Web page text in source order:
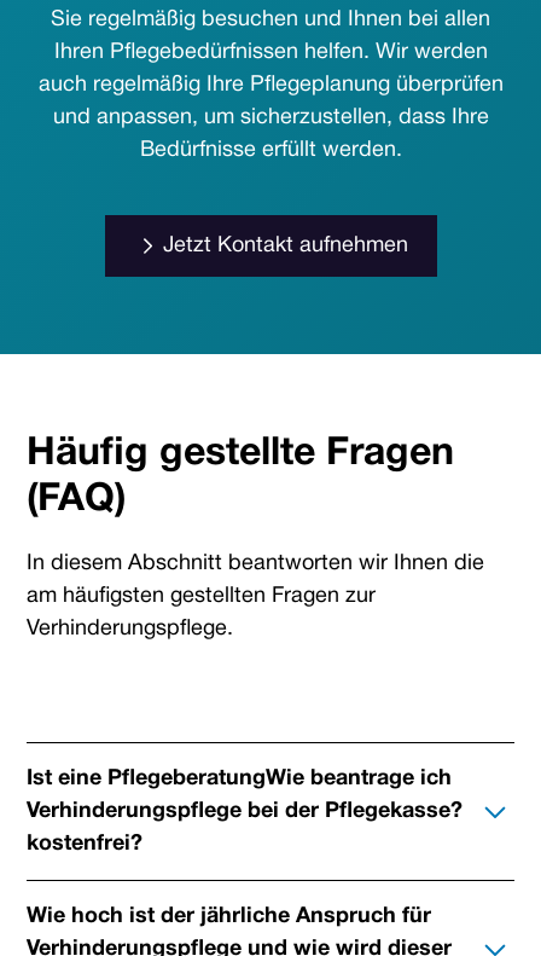
Sie regelmäßig besuchen und Ihnen bei allen
Ihren Pflegebedürfnissen helfen. Wir werden
auch regelmäßig Ihre Pflegeplanung überprüfen
und anpassen, um sicherzustellen, dass Ihre
Bedürfnisse erfüllt werden.
Jetzt Kontakt aufnehmen
Häufig gestellte Fragen
(FAQ)
In diesem Abschnitt beantworten wir Ihnen die
am häufigsten gestellten Fragen zur
Verhinderungspflege.
Ist eine PflegeberatungWie beantrage ich
Verhinderungspflege bei der Pflegekasse?
kostenfrei?
beantragen, sollten Sie sich zunächst an Ihre
Wie hoch ist der jährliche Anspruch für
Verhinderungspflege und wie wird dieser